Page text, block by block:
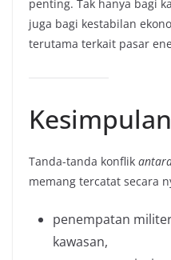
penting. Tak hanya bagi
juga bagi kestabilan
terutama terkait pasar
Kesimpulan
Tanda-tanda konflik
memang tercatat secara
penempatan
kawasan,